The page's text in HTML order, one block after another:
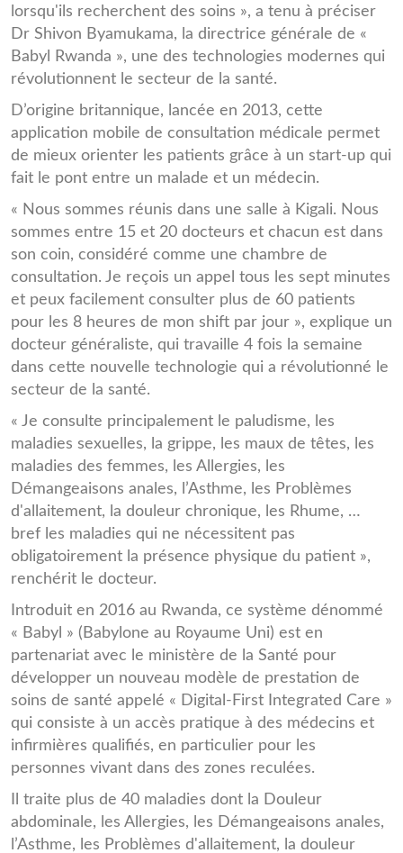
lorsqu'ils recherchent des soins », a tenu à préciser
Dr Shivon Byamukama, la directrice générale de «
Babyl Rwanda », une des technologies modernes qui
révolutionnent le secteur de la santé.
D’origine britannique, lancée en 2013, cette
application mobile de consultation médicale permet
de mieux orienter les patients grâce à un start-up qui
fait le pont entre un malade et un médecin.
« Nous sommes réunis dans une salle à Kigali. Nous
sommes entre 15 et 20 docteurs et chacun est dans
son coin, considéré comme une chambre de
consultation. Je reçois un appel tous les sept minutes
et peux facilement consulter plus de 60 patients
pour les 8 heures de mon shift par jour », explique un
docteur généraliste, qui travaille 4 fois la semaine
dans cette nouvelle technologie qui a révolutionné le
secteur de la santé.
« Je consulte principalement le paludisme, les
maladies sexuelles, la grippe, les maux de têtes, les
maladies des femmes, les Allergies, les
Démangeaisons anales, l’Asthme, les Problèmes
d'allaitement, la douleur chronique, les Rhume, …
bref les maladies qui ne nécessitent pas
obligatoirement la présence physique du patient »,
renchérit le docteur.
Introduit en 2016 au Rwanda, ce système dénommé
« Babyl » (Babylone au Royaume Uni) est en
partenariat avec le ministère de la Santé pour
développer un nouveau modèle de prestation de
soins de santé appelé « Digital-First Integrated Care »
qui consiste à un accès pratique à des médecins et
infirmières qualifiés, en particulier pour les
personnes vivant dans des zones reculées.
Il traite plus de 40 maladies dont la Douleur
abdominale, les Allergies, les Démangeaisons anales,
l’Asthme, les Problèmes d'allaitement, la douleur